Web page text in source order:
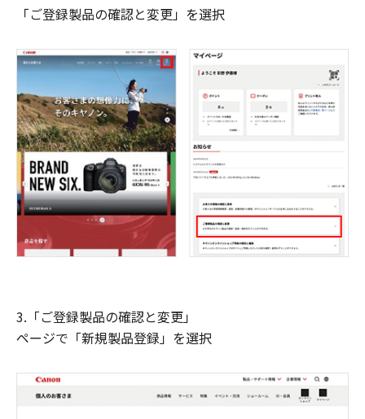
「ご登録製品の確認と変更」を選択
3.「ご登録製品の確認と変更」
ページで「新規製品登録」を選択